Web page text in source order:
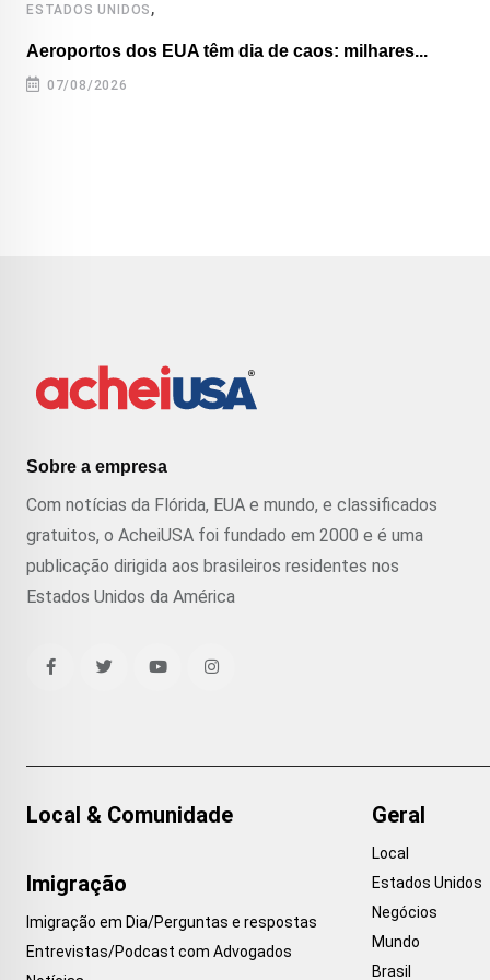
ESTADOS UNIDOS ,
Aeroportos dos EUA têm dia de caos: milhares...
07/08/2026
Sobre a empresa
Com notícias da Flórida, EUA e mundo, e classificados
gratuitos, o AcheiUSA foi fundado em 2000 e é uma
publicação dirigida aos brasileiros residentes nos
Estados Unidos da América
Local & Comunidade
Imigração
Imigração em Dia/Perguntas e respostas
Entrevistas/Podcast com Advogados
Geral
Local
Estados Unidos
Negócios
Mundo
Brasil